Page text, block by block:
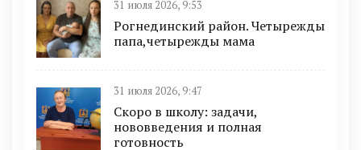
31 июля 2026, 9:53
Рогнединский район. Четырежды
папа,четырежды мама
31 июля 2026, 9:47
Скоро в школу: задачи,
нововведения и полная
готовность